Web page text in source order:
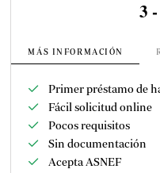
3
MÁS INFORMACIÓN
Primer préstamo de
Fácil solicitud online
Pocos requisitos
Sin documentación
Acepta ASNEF